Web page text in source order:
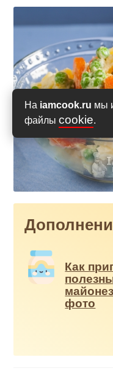
На iamcook.ru мы
файлы cookie.
Как
фото